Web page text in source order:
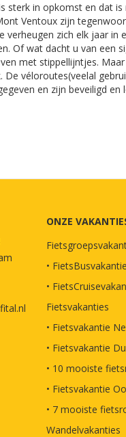
sterk in opkomst en dat
Ventoux zijn
verheugen zich elk jaar
Of wat dacht u van een
met stippellijntjes.
De véloroutes(veelal
en zijn beveiligd
ONZE
• FietsBusvakantie
•
Fietsvakanties
• Fietsvakantie
• Fietsvakantie
• 10 mooiste
• Fietsvakantie
• 7 mooiste
Wandelvakanties